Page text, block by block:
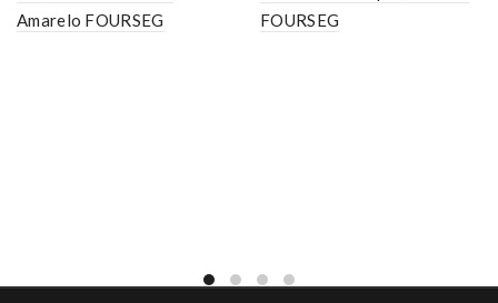
Amarelo FOURSEG
FOURSEG